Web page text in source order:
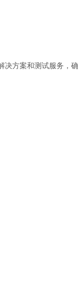
方案和测试服务，确